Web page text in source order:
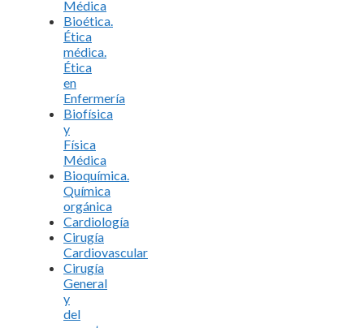
Médica
Bioética.
Ética
médica.
Ética
en
Enfermería
Biofísica
y
Física
Médica
Bioquímica.
Química
orgánica
Cardiología
Cirugía
Cardiovascular
Cirugía
General
y
del